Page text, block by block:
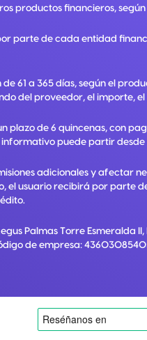
productos financieros, según
parte de cada entidad
61 a 365 días, según el
del proveedor, el importe,
de 6 quincenas, con
informativo puede partir
adicionales y afectar
usuario recibirá por parte
Palmas Torre Esmeralda
de empresa: